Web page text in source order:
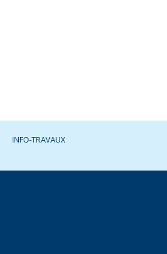
INFO-TRAVAUX